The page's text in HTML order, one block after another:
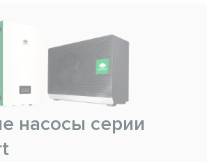
насосы серии